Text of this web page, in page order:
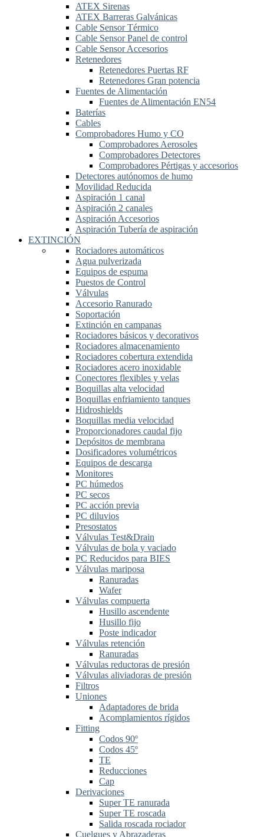
ATEX Sirenas
ATEX Barreras Galvánicas
Cable Sensor Térmico
Cable Sensor Panel de control
Cable Sensor Accesorios
Retenedores
Retenedores Puertas RF
Retenedores Gran potencia
Fuentes de Alimentación
Fuentes de Alimentación EN54
Baterías
Cables
Comprobadores Humo y CO
Comprobadores Aerosoles
Comprobadores Detectores
Comprobadores Pértigas y accesorios
Detectores autónomos de humo
Movilidad Reducida
Aspiración 1 canal
Aspiración 2 canales
Aspiración Accesorios
Aspiración Tubería de aspiración
EXTINCIÓN
Rociadores automáticos
Agua pulverizada
Equipos de espuma
Puestos de Control
Válvulas
Accesorio Ranurado
Soportación
Extinción en campanas
Rociadores básicos y decorativos
Rociadores almacenamiento
Rociadores cobertura extendida
Rociadores acero inoxidable
Conectores flexibles y velas
Boquillas alta velocidad
Boquillas enfriamiento tanques
Hidroshields
Boquillas media velocidad
Proporcionadores caudal fijo
Depósitos de membrana
Dosificadores volumétricos
Equipos de descarga
Monitores
PC húmedos
PC secos
PC acción previa
PC diluvios
Presostatos
Válvulas Test&Drain
Válvulas de bola y vaciado
PC Reducidos para BIES
Válvulas mariposa
Ranuradas
Wafer
Válvulas compuerta
Husillo ascendente
Husillo fijo
Poste indicador
Válvulas retención
Ranuradas
Válvulas reductoras de presión
Válvulas aliviadoras de presión
Filtros
Uniones
Adaptadores de brida
Acomplamientos rígidos
Fitting
Codos 90º
Codos 45º
TE
Reducciones
Cap
Derivaciones
Super TE ranurada
Super TE roscada
Salida roscada rociador
Cuelgues y Abrazaderas